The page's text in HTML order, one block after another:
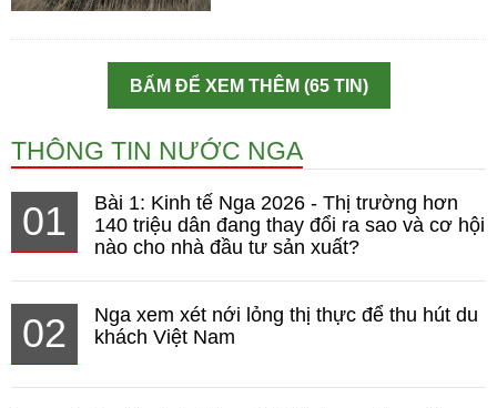
BẤM ĐỂ XEM THÊM (65 TIN)
THÔNG TIN NƯỚC NGA
01
Bài 1: Kinh tế Nga 2026 - Thị trường hơn
140 triệu dân đang thay đổi ra sao và cơ hội
nào cho nhà đầu tư sản xuất?
02
Nga xem xét nới lỏng thị thực để thu hút du
khách Việt Nam